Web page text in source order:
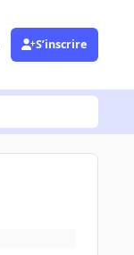
S’inscrire